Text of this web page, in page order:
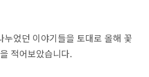
누었던 이야기들을 토대로 올해 꽃
적어보았습니다.